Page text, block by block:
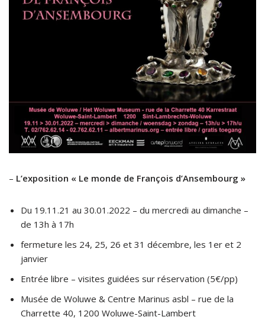
– L’exposition « Le monde de François d’Ansembourg »
Du 19.11.21 au 30.01.2022 – du mercredi au dimanche –
de 13h à 17h
fermeture les 24, 25, 26 et 31 décembre, les 1er et 2
janvier
Entrée libre – visites guidées sur réservation (5€/pp)
Musée de Woluwe & Centre Marinus asbl – rue de la
Charrette 40, 1200 Woluwe-Saint-Lambert